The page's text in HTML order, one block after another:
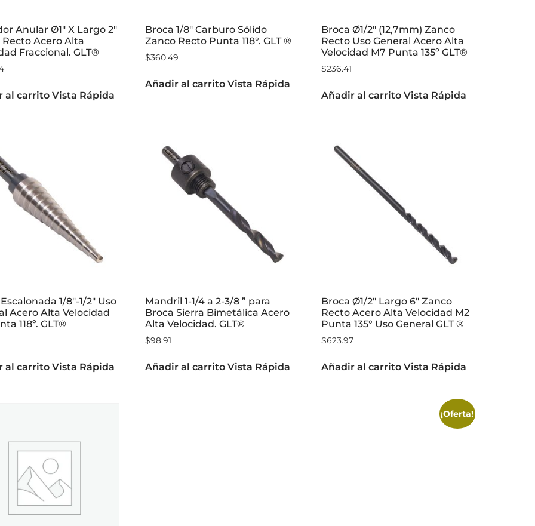
Anular Ø1″ X Largo 2″
Recto Acero Alta
Fraccional. GLT®
al carrito Vista Rápida
Broca 1/8″ Carburo Sólido
Zanco Recto Punta 118°. GLT ®
$360.49
Añadir al carrito Vista Rápida
Broca Ø1/2″ (12,7mm) Zanco
Recto Uso General Acero Alta
Velocidad M7 Punta 135º GLT®
$236.41
Añadir al carrito Vista Rápida
1/8″-1/2″ Uso
Acero Alta Velocidad
118º. GLT®
al carrito Vista Rápida
Mandril 1-1/4 a 2-3/8 ” para
Broca Sierra Bimetálica Acero
Alta Velocidad. GLT®
$98.91
Añadir al carrito Vista Rápida
Broca Ø1/2″ Largo 6″ Zanco
Recto Acero Alta Velocidad M2
Punta 135° Uso General GLT ®
$623.97
Añadir al carrito Vista Rápida
¡Oferta!